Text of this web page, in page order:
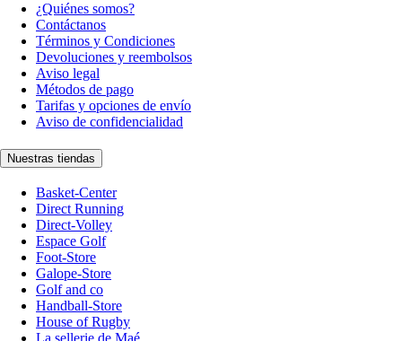
¿Quiénes somos?
Contáctanos
Términos y Condiciones
Devoluciones y reembolsos
Aviso legal
Métodos de pago
Tarifas y opciones de envío
Aviso de confidencialidad
Nuestras tiendas
Basket-Center
Direct Running
Direct-Volley
Espace Golf
Foot-Store
Galope-Store
Golf and co
Handball-Store
House of Rugby
La sellerie de Maé